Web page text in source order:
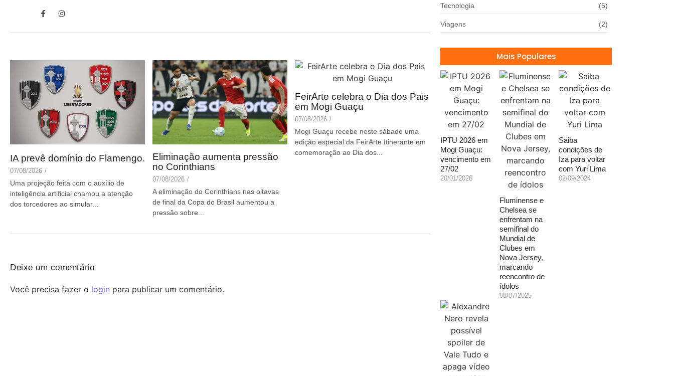
IA prevê domínio do Flamengo.
07/08/2026 /
Uma projeção feita com o auxílio de
inteligência artificial chamou a atenção
dos torcedores ao simular...
Eliminação aumenta pressão
no Corinthians
07/08/2026 /
A eliminação do Corinthians nas oitavas
de final da Copa do Brasil aumentou a
pressão sobre...
FeirArte celebra o Dia dos Pais
em Mogi Guaçu
07/08/2026 /
Mogi Guaçu recebe neste sábado uma
edição especial da FeirArte Itinerante em
comemoração ao Dia dos...
Deixe um comentário
Você precisa fazer o login para publicar um comentário.
Mais Populares
IPTU 2026 em
Mogi Guaçu:
vencimento em
27/02
20/01/2026
Fluminense e
Chelsea se
enfrentam na
semifinal do
Mundial de
Clubes em
Nova Jersey,
marcando
reencontro de
ídolos
08/07/2025
Saiba
condições de
Iza para voltar
com Yuri Lima
02/09/2024
Tecnologia (5)
Viagens (2)